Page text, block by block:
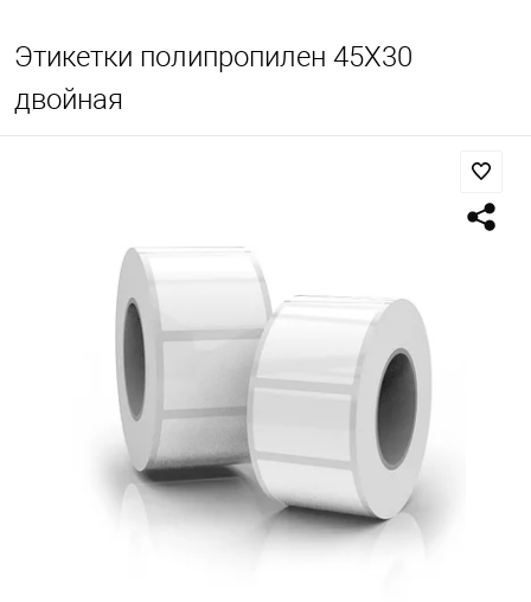
Этикетки полипропилен 45Х30
двойная